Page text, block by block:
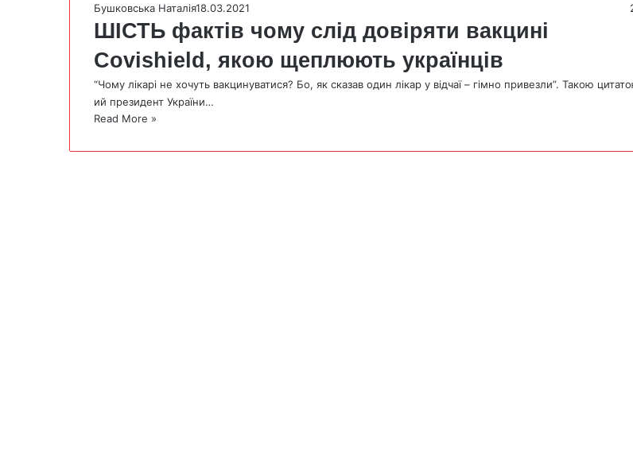
Бушковська Наталія18.03.2021
ШІСТЬ фактів чому слід довіряти вакцині
Covishield, якою щеплюють українців
“Чому лікарі не хочуть вакцинуватися? Бо, як сказав один лікар у відчаї – гімно привезли”. Такою
ий президент України…
Read More »